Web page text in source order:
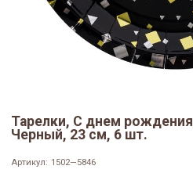
Тарелки, С днем
Черный, 23 см, 6 шт.
Артикул: 1502—5846